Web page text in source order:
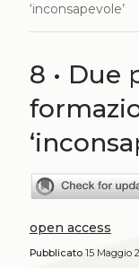
‘inconsapevole’
8 • Due
open access
Pubblicato15 Maggio